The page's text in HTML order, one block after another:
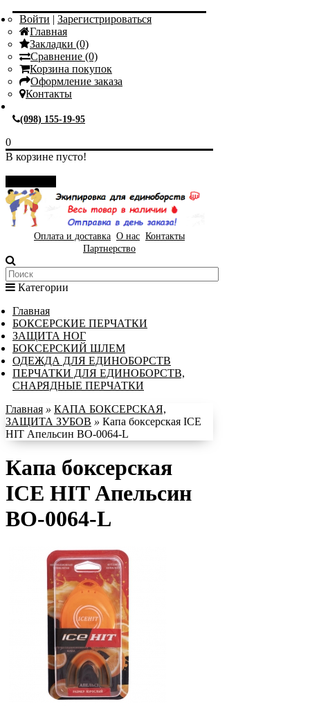
Войти | Зарегистрироваться
Главная
Закладки (0)
Сравнение (0)
Корзина покупок
Оформление заказа
Контакты
(098) 155-19-95
0
В корзине пусто!
Оплата и доставка О нас Контакты
Партнерство
Категории
Главная
БОКСЕРСКИЕ ПЕРЧАТКИ
ЗАЩИТА НОГ
БОКСЕРСКИЙ ШЛЕМ
ОДЕЖДА ДЛЯ ЕДИНОБОРСТВ
ПЕРЧАТКИ ДЛЯ ЕДИНОБОРСТВ,
СНАРЯДНЫЕ ПЕРЧАТКИ
Главная » КАПА БОКСЕРСКАЯ,
ЗАЩИТА ЗУБОВ » Капа боксерская ICE
HIT Апельсин BO-0064-L
Капа боксерская
ICE HIT Апельсин
BO-0064-L